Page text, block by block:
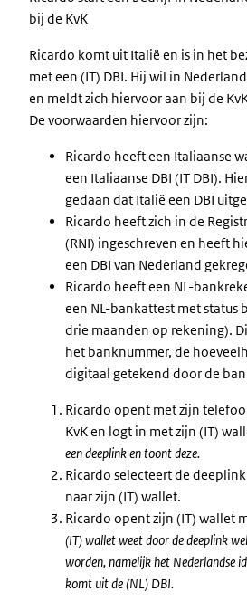
bij de KvK
Ricardo komt uit Italië en is in het
met een (IT) DBI. Hij wil in
en meldt zich hiervoor aan bij de
De voorwaarden hiervoor zijn:
Ricardo heeft een Italiaanse
een Italiaanse DBI (IT DBI).
gedaan dat Italië een DBI
Ricardo heeft zich in de
(RNI) ingeschreven en heeft
een DBI van Nederland
Ricardo heeft een NL-
een NL-bankattest met status
drie maanden op rekening).
het banknummer, de
digitaal getekend door de
Ricardo opent met zijn
KvK en logt in met zijn (IT)
een deeplink en toont deze.
Ricardo selecteert de
naar zijn (IT) wallet.
Ricardo opent zijn (IT) wallet
(IT) wallet weet door de deeplink
worden, namelijk het Nederlandse
komt uit de (NL) DBI.